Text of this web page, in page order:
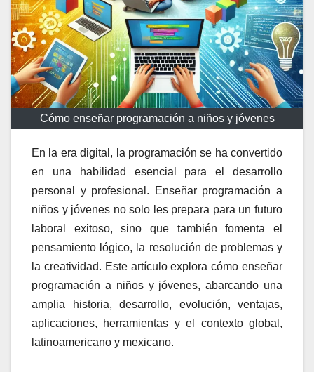
Cómo enseñar programación a niños y jóvenes
En la era digital, la programación se ha convertido
en una habilidad esencial para el desarrollo
personal y profesional. Enseñar programación a
niños y jóvenes no solo les prepara para un futuro
laboral exitoso, sino que también fomenta el
pensamiento lógico, la resolución de problemas y
la creatividad. Este artículo explora cómo enseñar
programación a niños y jóvenes, abarcando una
amplia historia, desarrollo, evolución, ventajas,
aplicaciones, herramientas y el contexto global,
latinoamericano y mexicano.